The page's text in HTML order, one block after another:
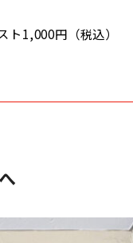
1,000円（税込）